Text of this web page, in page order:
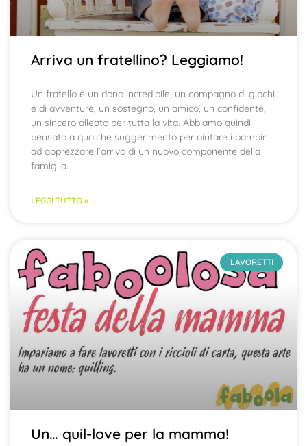
Arriva un fratellino? Leggiamo!
Un fratello è un dono incredibile, un compagno di giochi
e di avventure, un sostegno, un amico, un confidente,
un sincero alleato per tutta la vita. Abbiamo quindi
pensato a qualche suggerimento per aiutare i bambini
ad apprezzare l’arrivo di un nuovo componente della
famiglia.
LEGGI TUTTO »
LAVORETTI
Un… quil-love per la mamma!